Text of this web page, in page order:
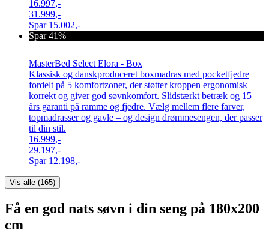
16.997,-
31.999,-
Spar 15.002,-
Spar 41%
MasterBed Select Elora - Box
Klassisk og danskproduceret boxmadras med pocketfjedre
fordelt på 5 komfortzoner, der støtter kroppen ergonomisk
korrekt og giver god søvnkomfort. Slidstærkt betræk og 15
års garanti på ramme og fjedre. Vælg mellem flere farver,
topmadrasser og gavle – og design drømmesengen, der passer
til din stil.
16.999,-
29.197,-
Spar 12.198,-
Vis alle (165)
Få en god nats søvn i din seng på 180x200
cm